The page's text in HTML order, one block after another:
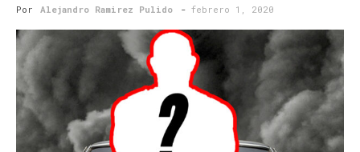
Por Alejandro Ramirez Pulido - febrero 1, 2020